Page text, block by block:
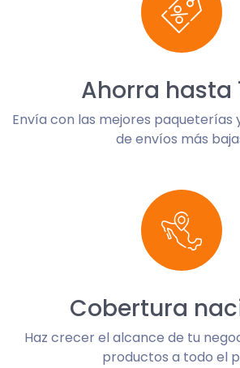
Ahorra hasta
Envía con las mejores paqueterías
de envíos más
Cobertura
Haz crecer el alcance de tu
productos a todo el